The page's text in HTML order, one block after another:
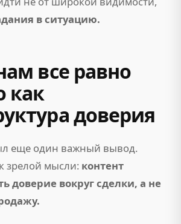
в ситуацию.
все равно
как
доверия
еще один важный вывод.
зрелой мысли: контент
доверие вокруг сделки, а не